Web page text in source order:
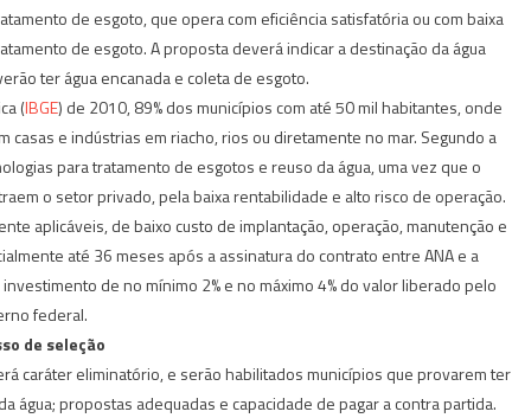
de esgoto, que opera com eficiência satisfatória ou com baixa
de esgoto. A proposta deverá indicar a destinação da água
ter água encanada e coleta de esgoto.
(IBGE) de 2010, 89% dos municípios com até 50 mil habitantes, onde
casas e indústrias em riacho, rios ou diretamente no mar. Segundo a
para tratamento de esgotos e reuso da água, uma vez que o
o setor privado, pela baixa rentabilidade e alto risco de operação.
aplicáveis, de baixo custo de implantação, operação, manutenção e
até 36 meses após a assinatura do contrato entre ANA e a
de no mínimo 2% e no máximo 4% do valor liberado pelo
federal.
de seleção
caráter eliminatório, e serão habilitados municípios que provarem ter
propostas adequadas e capacidade de pagar a contra partida.